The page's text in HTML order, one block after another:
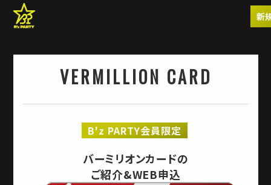
新
VERMILLION CARD
B'z PARTY会員限定
バーミリオンカードの
ご紹介&WEB申込